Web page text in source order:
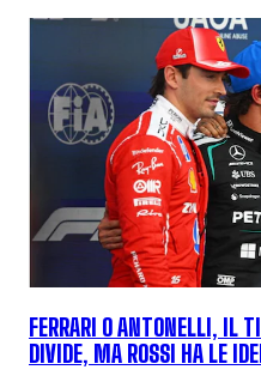
FERRARI O ANTONELLI, IL
DIVIDE, MA ROSSI HA LE